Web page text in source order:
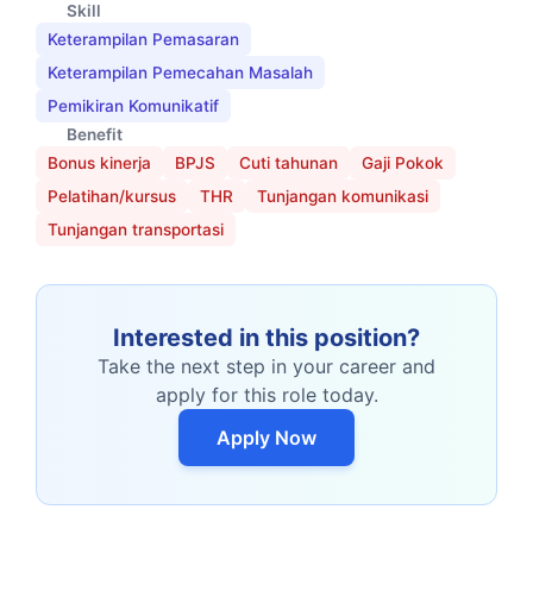
Skill
Keterampilan Pemasaran
Keterampilan Pemecahan Masalah
Pemikiran Komunikatif
Benefit
Bonus kinerja
BPJS Cuti tahunan
Gaji Pokok
Pelatihan/kursus
THR
Tunjangan komunikasi
Tunjangan transportasi
Interested in this position?
Take the next step in your career and
apply for this role today.
Apply Now